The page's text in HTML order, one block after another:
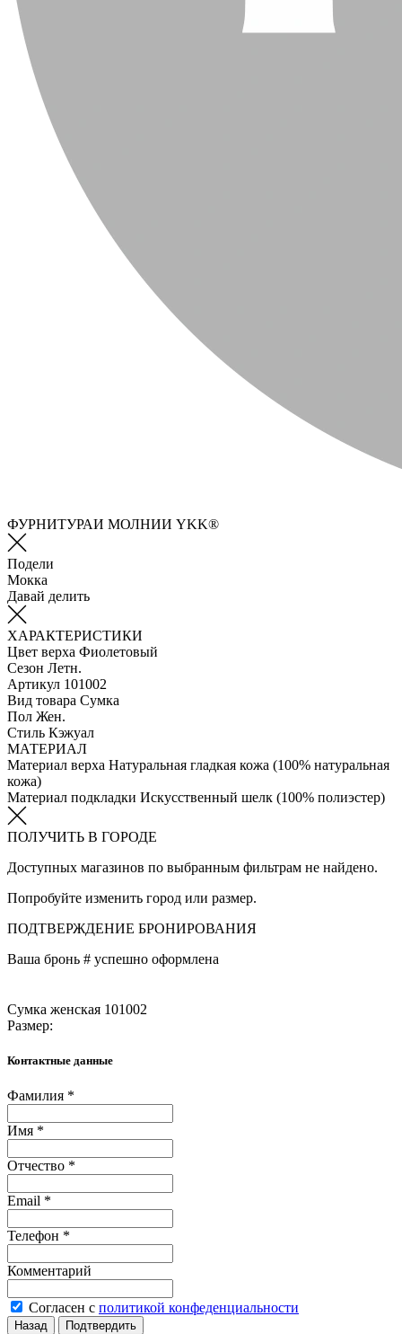
ФУРНИТУРАИ МОЛНИИ YKK®
Подели
Мокка
Давай делить
ХАРАКТЕРИСТИКИ
Цвет верха Фиолетовый
Сезон Летн.
Артикул 101002
Вид товара Сумка
Пол Жен.
Стиль Кэжуал
МАТЕРИАЛ
Материал верха Натуральная гладкая кожа (100% натуральная
кожа)
Материал подкладки Искусственный шелк (100% полиэстер)
ПОЛУЧИТЬ В ГОРОДЕ
Доступных магазинов по выбранным фильтрам не найдено.
Попробуйте изменить город или размер.
ПОДТВЕРЖДЕНИЕ БРОНИРОВАНИЯ
Ваша бронь # успешно оформлена
Сумка женская 101002
Размер:
Контактные данные
Фамилия *
Имя *
Отчество *
Email *
Телефон *
Комментарий
Согласен с политикой конфеденциальности
Назад Подтвердить